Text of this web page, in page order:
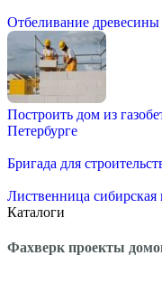
Отбеливание
Построить дом из
Петербурге
Бригада для
Лиственница
Каталоги
Фахверк проекты